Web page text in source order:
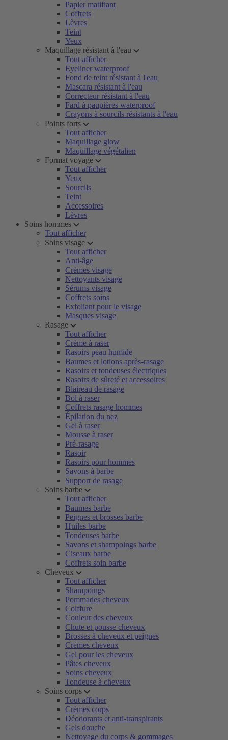
Papier matifiant
Coffrets
Lèvres
Teint
Yeux
Maquillage résistant à l'eau
Tout afficher
Eyeliner waterproof
Fond de teint résistant à l'eau
Mascara résistant à l'eau
Correcteur résistant à l'eau
Fard à paupières waterproof
Crayons à sourcils résistants à l'eau
Points forts
Tout afficher
Maquillage glow
Maquillage végétalien
Format voyage
Tout afficher
Yeux
Sourcils
Teint
Accessoires
Lèvres
Soins hommes
Tout afficher
Soins visage
Tout afficher
Anti-âge
Crèmes visage
Nettoyants visage
Sérums visage
Coffrets soins
Exfoliant pour le visage
Masques visage
Rasage
Tout afficher
Crème à raser
Rasoirs peau humide
Baumes et lotions après-rasage
Rasoirs et tondeuses électriques
Rasoirs de sûreté et accessoires
Blaireau de rasage
Bol à raser
Coffrets rasage hommes
Épilation du nez
Gel à raser
Mousse à raser
Pré-rasage
Rasoir
Rasoirs pour hommes
Savons à barbe
Support de rasage
Soins barbe
Tout afficher
Baumes barbe
Peignes et brosses barbe
Huiles barbe
Tondeuses barbe
Savons et shampoings barbe
Ciseaux barbe
Coffrets soin barbe
Cheveux
Tout afficher
Shampoings
Pommades cheveux
Coiffure
Couleur des cheveux
Chute et pousse cheveux
Brosses à cheveux et peignes
Crèmes cheveux
Gel pour les cheveux
Pâtes cheveux
Soins cheveux
Tondeuse à cheveux
Soins corps
Tout afficher
Crèmes corps
Déodorants et anti-transpirants
Gels douche
Nettoyage du corps & gommages